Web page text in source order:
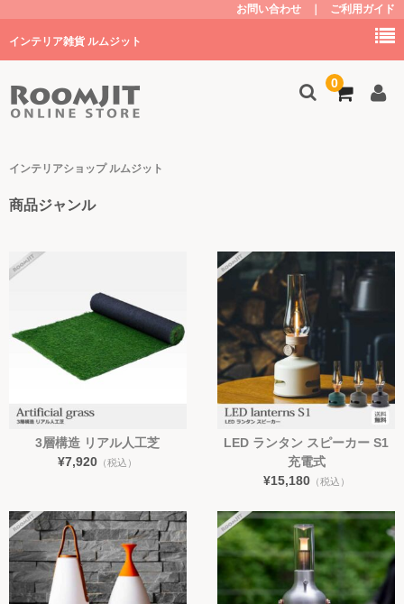
お問い合わせ ご利用ガイド
インテリア雑貨 ルムジット
0
トップ
商品を探す
子供部屋・グッズ
照明
時計
インテリア小物
日用品
コラム
ご利用ガイド
インテリアショップ ルムジット
商品ジャンル
3層構造 リアル人工芝
¥7,920 （税込）
LED ランタン スピーカー S1
充電式
¥15,180（税込）